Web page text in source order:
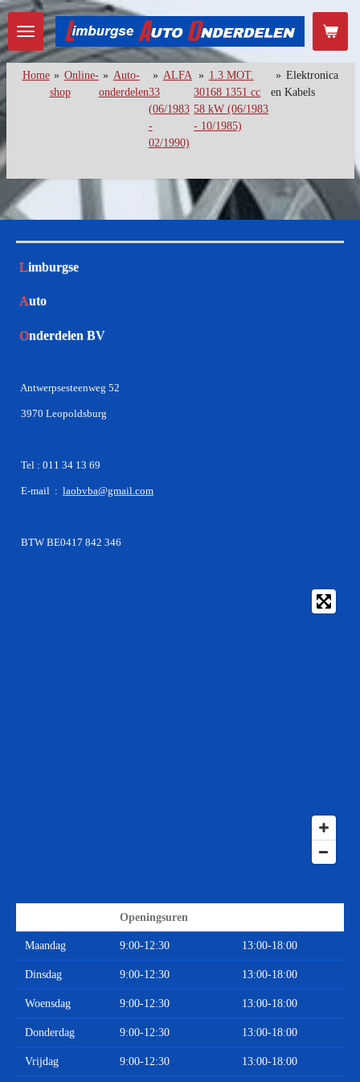
Ga
direct
naar
de
hoofdinhoud
Home » Online-
shop
» Auto-
onderdelen
» ALFA
33
(06/1983
-
02/1990)
» 1.3 MOT.
30168 1351 cc
58 kW (06/1983
- 10/1985)
» Elektronica
en Kabels
Limburgse
Auto
Onderdelen BV
Antwerpsesteenweg 52
3970 Leopoldsburg
Tel : 011 34 13 69
E-mail : laobvba@gmail.com
BTW BE0417 842 346
Openingsuren
Maandag 9:00-12:30 13:00-18:00
Dinsdag 9:00-12:30 13:00-18:00
Woensdag 9:00-12:30 13:00-18:00
Donderdag 9:00-12:30 13:00-18:00
Vrijdag 9:00-12:30 13:00-18:00